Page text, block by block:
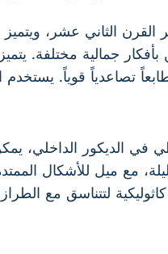
القرن الثاني عشر،
بأفكار جمالية
تصاعدياً قوياً.
الديكور الداخلي، يمكن
مع ميل للأشكال
لتتناسق مع